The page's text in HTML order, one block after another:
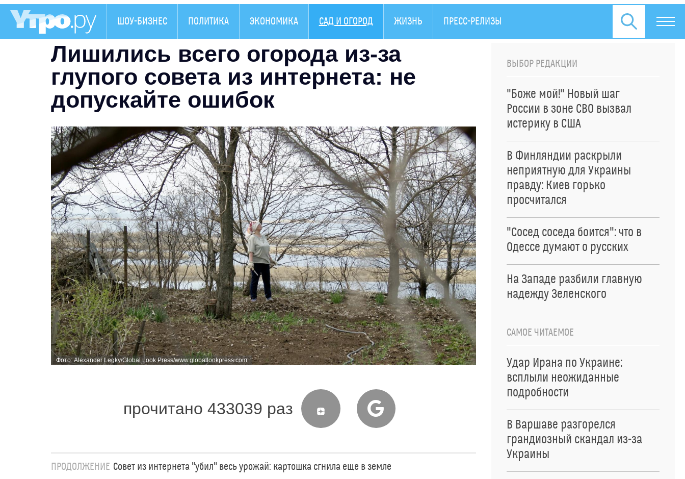
ШОУ-БИЗНЕС ПОЛИТИКА ЭКОНОМИКА САД И ОГОРОД ЖИЗНЬ ПРЕСС-РЕЛИЗЫ
Лишились всего огорода из-за
глупого совета из интернета: не
допускайте ошибок
Фото: Alexander Legky/Global Look Press/www.globallookpress.com
прочитано 433039 раз
ПРОДОЛЖЕНИЕ Совет из интернета "убил" весь урожай: картошка сгнила еще в земле
ВЫБОР РЕДАКЦИИ
"Боже мой!" Новый шаг
России в зоне СВО вызвал
истерику в США
В Финляндии раскрыли
неприятную для Украины
правду: Киев горько
просчитался
"Сосед соседа боится": что в
Одессе думают о русских
На Западе разбили главную
надежду Зеленского
САМОЕ ЧИТАЕМОЕ
Удар Ирана по Украине:
всплыли неожиданные
подробности
В Варшаве разгорелся
грандиозный скандал из-за
Украины